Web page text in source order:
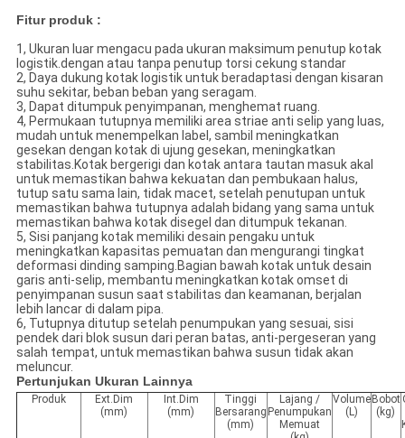
Fitur produk :
1, Ukuran luar mengacu pada ukuran maksimum penutup kotak
logistik.dengan atau tanpa penutup torsi cekung standar
2, Daya dukung kotak logistik untuk beradaptasi dengan kisaran
suhu sekitar, beban beban yang seragam.
3, Dapat ditumpuk penyimpanan, menghemat ruang.
4, Permukaan tutupnya memiliki area striae anti selip yang luas,
mudah untuk menempelkan label, sambil meningkatkan
gesekan dengan kotak di ujung gesekan, meningkatkan
stabilitas.Kotak bergerigi dan kotak antara tautan masuk akal
untuk memastikan bahwa kekuatan dan pembukaan halus,
tutup satu sama lain, tidak macet, setelah penutupan untuk
memastikan bahwa tutupnya adalah bidang yang sama untuk
memastikan bahwa kotak disegel dan ditumpuk tekanan.
5, Sisi panjang kotak memiliki desain pengaku untuk
meningkatkan kapasitas pemuatan dan mengurangi tingkat
deformasi dinding samping.Bagian bawah kotak untuk desain
garis anti-selip, membantu meningkatkan kotak omset di
penyimpanan susun saat stabilitas dan keamanan, berjalan
lebih lancar di dalam pipa.
6, Tutupnya ditutup setelah penumpukan yang sesuai, sisi
pendek dari blok susun dari peran batas, anti-pergeseran yang
salah tempat, untuk memastikan bahwa susun tidak akan
meluncur.
Pertunjukan Ukuran Lainnya
Produk
Ext.Dim
(mm)
Int.Dim
(mm)
Tinggi
Bersarang
(mm)
Lajang /
Penumpukan
Memuat
Volume
(L)
Bobot
(kg)